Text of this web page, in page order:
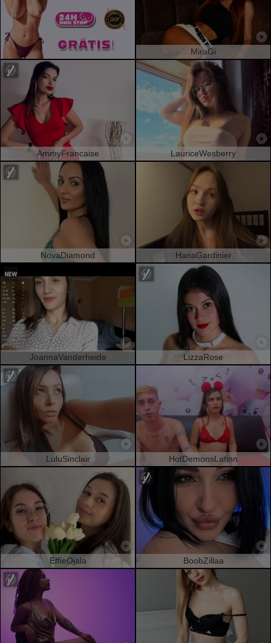
MiraGi
AmmyFrancaise LauriceWesberry
NovaDiamond HanaGardinier
JoannaVanderheide LizzaRose
LuluSinclair HotDemonsLatinn
EffieOjala BoobZillaa